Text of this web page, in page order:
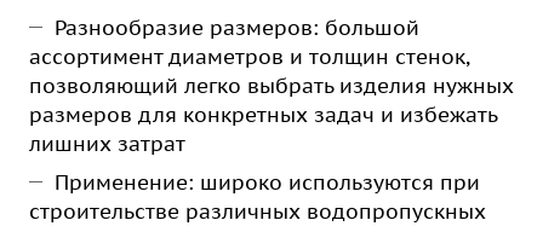
Разнообразие размеров: большой
ассортимент диаметров и толщин стенок,
позволяющий легко выбрать изделия нужных
размеров для конкретных задач и избежать
лишних затрат
Применение: широко используются при
строительстве различных водопропускных